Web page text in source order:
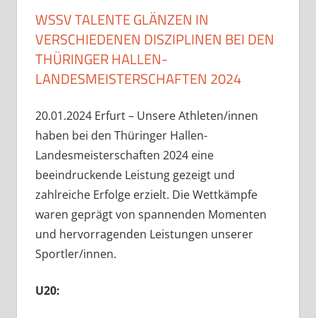
WSSV TALENTE GLÄNZEN IN
VERSCHIEDENEN DISZIPLINEN BEI DEN
THÜRINGER HALLEN-
LANDESMEISTERSCHAFTEN 2024
20.01.2024 Erfurt – Unsere Athleten/innen
haben bei den Thüringer Hallen-
Landesmeisterschaften 2024 eine
beeindruckende Leistung gezeigt und
zahlreiche Erfolge erzielt. Die Wettkämpfe
waren geprägt von spannenden Momenten
und hervorragenden Leistungen unserer
Sportler/innen.
U20: